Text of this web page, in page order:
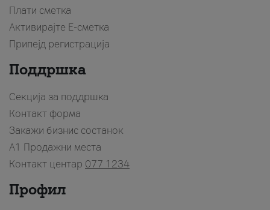
Плати сметка
Активирајте Е-сметка
Припејд регистрација
Поддршка
Секција за поддршка
Контакт форма
Закажи бизнис состанок
A1 Продажни места
Контакт центар 077 1234
Профил